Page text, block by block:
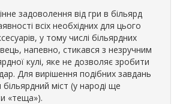
задоволення від гри в більярд
всіх необхідних для цього
у тому числі більярдних
напевно, стикався з незручним
кулі, яке не дозволяє зробити
Для вирішення подібних завдань
міст (у народі ще
«теща»).